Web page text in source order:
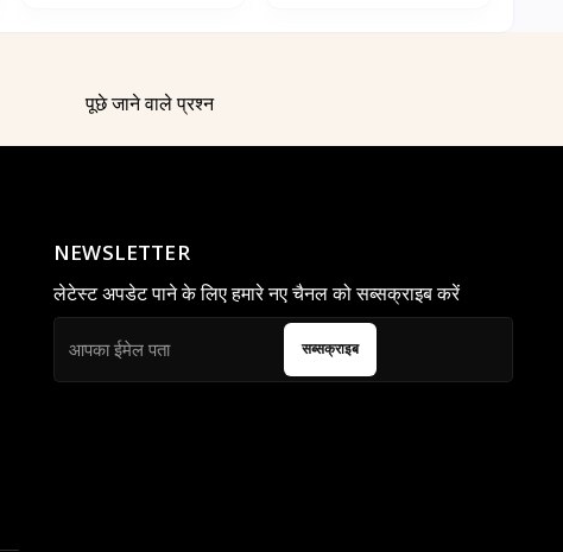
पूछे जाने वाले प्रश्न
NEWSLETTER
लेटेस्ट अपडेट पाने के लिए हमारे नए चैनल को सब्सक्राइब करें
सब्सक्राइब